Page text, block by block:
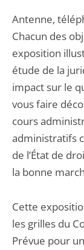
Antenne,
Chacun des
exposition
étude de la
impact sur le
vous faire
cours
administratifs
de l’État de
la bonne
Cette
les grilles du
Prévue pour